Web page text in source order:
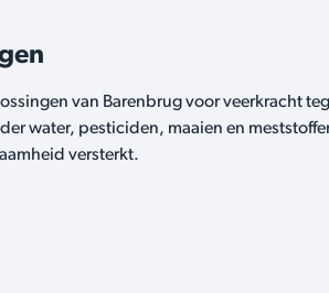
van Barenbrug voor veerkracht
water, pesticiden, maaien en
versterkt.